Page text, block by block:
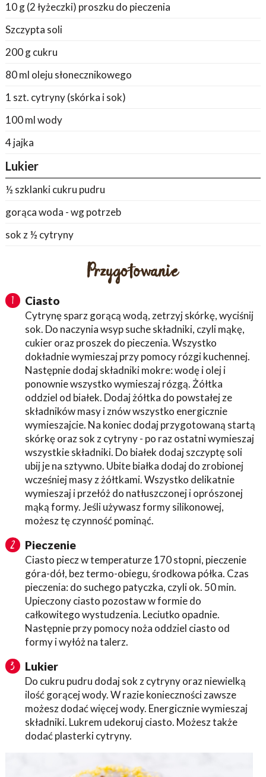
10 g (2 łyżeczki) proszku do pieczenia
Szczypta soli
200 g cukru
80 ml oleju słonecznikowego
1 szt. cytryny (skórka i sok)
100 ml wody
4 jajka
Lukier
½ szklanki cukru pudru
gorąca woda - wg potrzeb
sok z ½ cytryny
Przygotowanie
1 Ciasto
Cytrynę sparz gorącą wodą, zetrzyj skórkę, wyciśnij
sok. Do naczynia wsyp suche składniki, czyli mąkę,
cukier oraz proszek do pieczenia. Wszystko
dokładnie wymieszaj przy pomocy rózgi kuchennej.
Następnie dodaj składniki mokre: wodę i olej i
ponownie wszystko wymieszaj rózgą. Żółtka
oddziel od białek. Dodaj żółtka do powstałej ze
składników masy i znów wszystko energicznie
wymieszajcie. Na koniec dodaj przygotowaną startą
skórkę oraz sok z cytryny - po raz ostatni wymieszaj
wszystkie składniki. Do białek dodaj szczyptę soli
ubij je na sztywno. Ubite białka dodaj do zrobionej
wcześniej masy z żółtkami. Wszystko delikatnie
wymieszaj i przełóż do natłuszczonej i oprószonej
mąką formy. Jeśli używasz formy silikonowej,
możesz tę czynność pominąć.
2 Pieczenie
Ciasto piecz w temperaturze 170 stopni, pieczenie
góra-dół, bez termo-obiegu, środkowa półka. Czas
pieczenia: do suchego patyczka, czyli ok. 50 min.
Upieczony ciasto pozostaw w formie do
całkowitego wystudzenia. Leciutko opadnie.
Następnie przy pomocy noża oddziel ciasto od
formy i wyłóż na talerz.
3 Lukier
Do cukru pudru dodaj sok z cytryny oraz niewielką
ilość gorącej wody. W razie konieczności zawsze
możesz dodać więcej wody. Energicznie wymieszaj
składniki. Lukrem udekoruj ciasto. Możesz także
dodać plasterki cytryny.